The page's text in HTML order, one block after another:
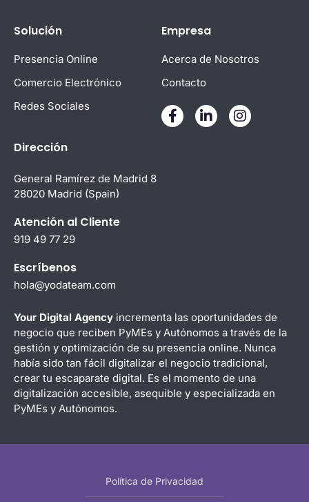
Solución
Presencia Online
Comercio Electrónico
Redes Sociales
Empresa
Acerca de Nosotros
Contacto
Dirección
General Ramírez de Madrid 8
28020 Madrid (Spain)
Atención al Cliente
919 49 77 29
Escríbenos
hola@yodateam.com
Your Digital Agency incrementa las oportunidades de
negocio que reciben PyMEs y Autónomos a través de la
gestión y optimización de su presencia online. Nunca
había sido tan fácil digitalizar el negocio tradicional,
crear tu escaparate digital. Es el momento de una
digitalización accesible, asequible y especializada en
PyMEs y Autónomos.
Política de Privacidad